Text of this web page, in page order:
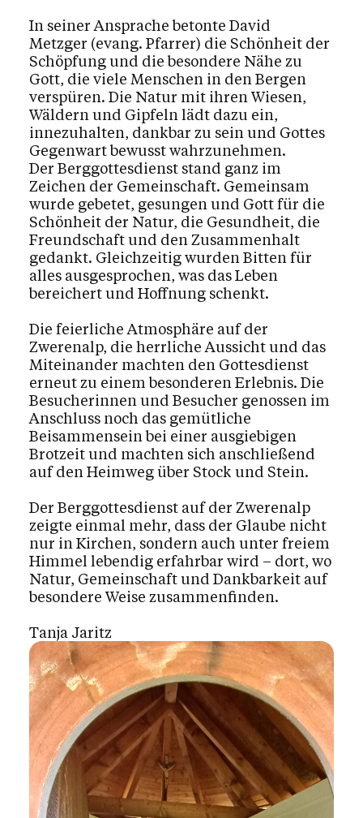
In seiner Ansprache betonte David
Metzger (evang. Pfarrer) die Schönheit der
Schöpfung und die besondere Nähe zu
Gott, die viele Menschen in den Bergen
verspüren. Die Natur mit ihren Wiesen,
Wäldern und Gipfeln lädt dazu ein,
innezuhalten, dankbar zu sein und Gottes
Gegenwart bewusst wahrzunehmen.
Der Berggottesdienst stand ganz im
Zeichen der Gemeinschaft. Gemeinsam
wurde gebetet, gesungen und Gott für die
Schönheit der Natur, die Gesundheit, die
Freundschaft und den Zusammenhalt
gedankt. Gleichzeitig wurden Bitten für
alles ausgesprochen, was das Leben
bereichert und Hoffnung schenkt.
Die feierliche Atmosphäre auf der
Zwerenalp, die herrliche Aussicht und das
Miteinander machten den Gottesdienst
erneut zu einem besonderen Erlebnis. Die
Besucherinnen und Besucher genossen im
Anschluss noch das gemütliche
Beisammensein bei einer ausgiebigen
Brotzeit und machten sich anschließend
auf den Heimweg über Stock und Stein.
Der Berggottesdienst auf der Zwerenalp
zeigte einmal mehr, dass der Glaube nicht
nur in Kirchen, sondern auch unter freiem
Himmel lebendig erfahrbar wird – dort, wo
Natur, Gemeinschaft und Dankbarkeit auf
besondere Weise zusammenfinden.
Tanja Jaritz